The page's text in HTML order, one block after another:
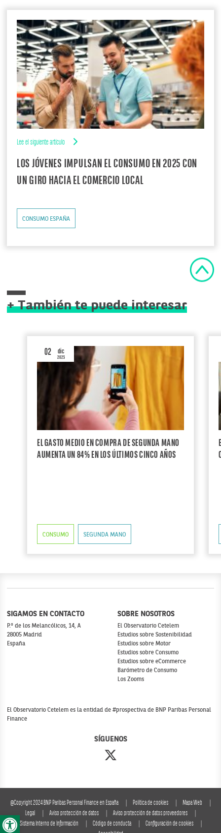
Abrir barra de herramientas
Lee el siguiente artículo
LOS JÓVENES IMPULSAN EL CONSUMO EN 2025 CON
UN GIRO HACIA EL COMERCIO LOCAL
CONSUMO ESPAÑA
+ También te puede interesar
02 dic
2025
EL GASTO MEDIO EN COMPRA DE SEGUNDA MANO
AUMENTA UN 84% EN LOS ÚLTIMOS CINCO AÑOS
CONSUMO SEGUNDA MANO
SIGAMOS EN CONTACTO
P.º de los Melancólicos, 14, A
28005 Madrid
España
SOBRE NOSOTROS
El Observatorio Cetelem
Estudios sobre Sostenibilidad
Estudios sobre Motor
Estudios sobre Consumo
Estudios sobre eCommerce
Barómetro de Consumo
Los Zooms
SÍGUENOS
El Observatorio Cetelem es la entidad de #prospectiva de BNP Paribas Personal
Finance
@Copyright 2024 BNP Paribas Personal Finance en España Política de cookies
Mapa Web
Legal
Aviso protección de datos
Aviso protección de datos proveedores
Sistema Interno de Información
Código de conducta
Configuración de cookies